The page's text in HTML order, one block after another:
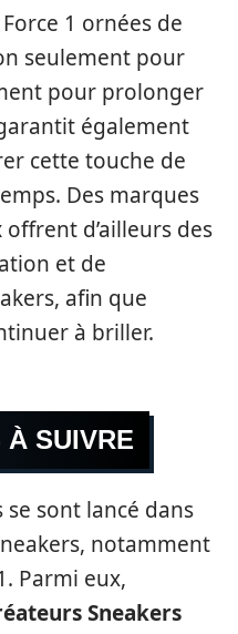
1 ornées de
seulement pour
pour prolonger
également
cette touche de
Des marques
offrent d’ailleurs des
et de
afin que
à briller.
À SUIVRE
sont lancé dans
notamment
Parmi eux,
Sneakers